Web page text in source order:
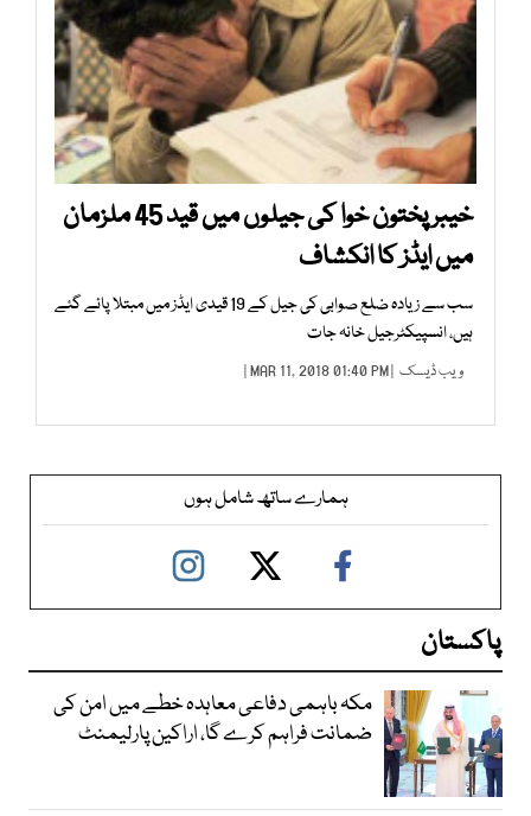
خیبرپختون خوا کی جیلوں میں قید 45 ملزمان
میں ایڈز کا انکشاف
سب سے زیادہ ضلع صوابی کی جیل کے 19 قیدی ایڈز میں مبتلا پائے گئے
ہیں، انسپیکٹرجیل خانہ جات
ویب ڈیسک | MAR 11, 2018 01:40 PM |
ہمارے ساتھ شامل ہوں
پاکستان
مکہ باہمی دفاعی معاہدہ خطے میں امن کی
ضمانت فراہم کرے گا، اراکین پارلیمنٹ